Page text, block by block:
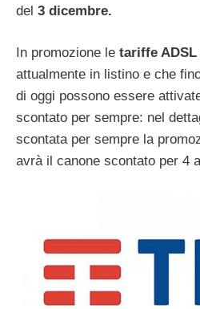
del 3 dicembre.
In promozione le tariffe
attualmente in listino e che
di oggi possono essere
scontato per sempre: nel
scontata per sempre la
avrà il canone scontato per 4